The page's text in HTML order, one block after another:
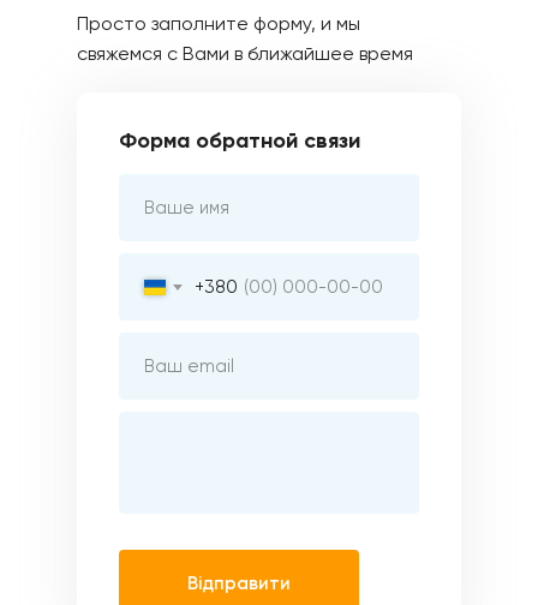
Форма обратной связи
+380
Відправити
Просто заполните форму, и мы
свяжемся с Вами в ближайшее время